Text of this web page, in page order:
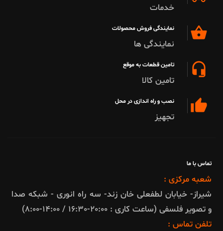
خدمات
shopping_basket نمایندگی فروش محصولات
نمایندگی ها
headset_mic تامین قطعات به موقع
تامین کالا
thumb_up نصب و راه اندازی در محل
تجهیز
تماس با ما
شعبه مرکزی :
شیراز- خیابان لطفعلی خان زند- سه راه انوری - شبکه صدا
و تصویر فلسفی (ساعت کاری : 20:00-16:30 / 14:00-8:00)
تلفن تماس :